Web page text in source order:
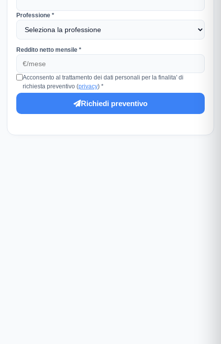
Professione *
Reddito netto mensile *
Acconsento al trattamento dei dati personali per la finalita' di
richiesta preventivo (privacy) *
Richiedi preventivo